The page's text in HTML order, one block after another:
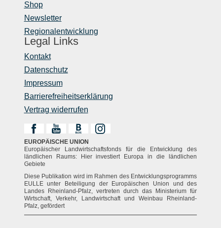
Shop
Newsletter
Regionalentwicklung
Legal Links
Kontakt
Datenschutz
Impressum
Barrierefreiheitserklärung
Vertrag widerrufen
EUROPÄISCHE UNION
Europäischer Landwirtschaftsfonds für die Entwicklung des
ländlichen Raums: Hier investiert Europa in die ländlichen
Gebiete
Diese Publikation wird im Rahmen des Entwicklungsprogramms
EULLE unter Beteiligung der Europäischen Union und des
Landes Rheinland-Pfalz, vertreten durch das Ministerium für
Wirtschaft, Verkehr, Landwirtschaft und Weinbau Rheinland-
Pfalz, gefördert